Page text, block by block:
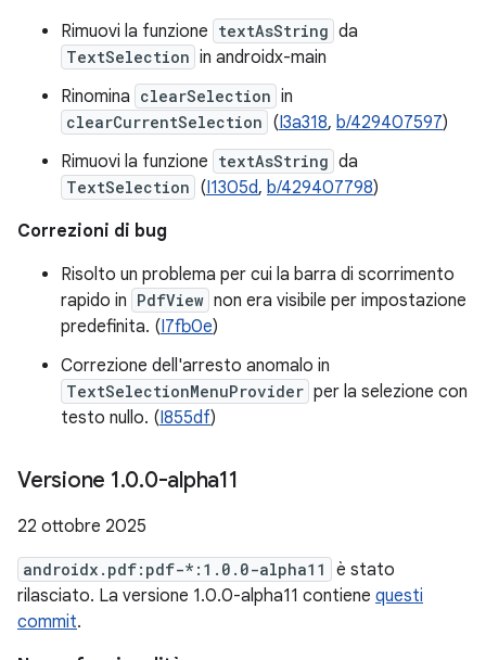
Rimuovi la funzione textAsString da
TextSelection in androidx-main
Rinomina clearSelection in
clearCurrentSelection (I3a318, b/429407597)
Rimuovi la funzione textAsString da
TextSelection (I1305d, b/429407798)
Correzioni di bug
Risolto un problema per cui la barra di scorrimento
rapido in PdfView non era visibile per impostazione
predefinita. (I7fb0e)
Correzione dell'arresto anomalo in
TextSelectionMenuProvider per la selezione con
testo nullo. (I855df)
Versione 1.0.0-alpha11
22 ottobre 2025
androidx.pdf:pdf-*:1.0.0-alpha11
è stato
rilasciato. La versione 1.0.0-alpha11 contiene questi
commit.